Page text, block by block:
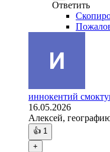
Ответить
иннокентий
16.05.2026
Алексей,
👍 1
+